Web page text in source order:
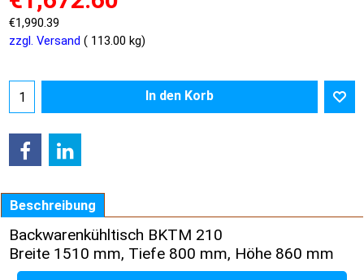
€1,990.39
zzgl. Versand
113.00 kg
In den Korb
Beschreibung
Backwarenkühltisch BKTM 210
Breite 1510 mm, Tiefe 800 mm, Höhe 860 mm